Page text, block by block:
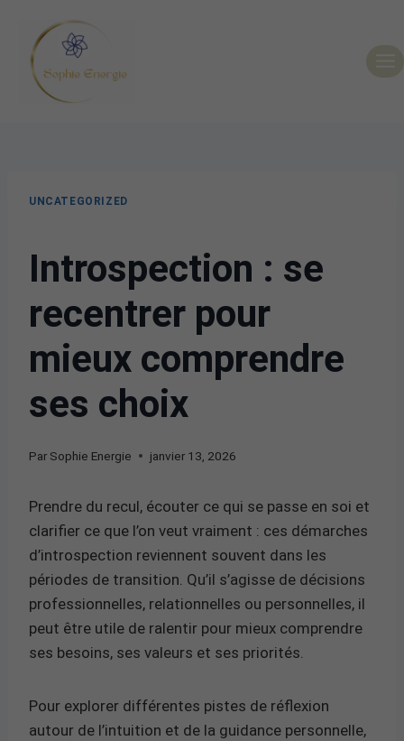
UNCATEGORIZED
Introspection : se
recentrer pour
mieux comprendre
ses choix
Par Sophie Energie janvier 13, 2026
Prendre du recul, écouter ce qui se passe en soi et
clarifier ce que l’on veut vraiment : ces démarches
d’introspection reviennent souvent dans les
périodes de transition. Qu’il s’agisse de décisions
professionnelles, relationnelles ou personnelles, il
peut être utile de ralentir pour mieux comprendre
ses besoins, ses valeurs et ses priorités.
Pour explorer différentes pistes de réflexion
autour de l’intuition et de la guidance personnelle,